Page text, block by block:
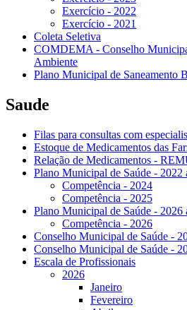
Exercício - 2022
Exercício - 2021
Coleta Seletiva
COMDEMA - Conselho
Ambiente
Plano Municipal de Saneamento
Saude
Filas para consultas com
Estoque de Medicamentos das
Relação de Medicamentos -
Plano Municipal de Saúde - 2022
Competência - 2024
Competência - 2025
Plano Municipal de Saúde - 2026
Competência - 2026
Conselho Municipal de Saúde -
Conselho Municipal de Saúde -
Escala de Profissionais
2026
Janeiro
Fevereiro